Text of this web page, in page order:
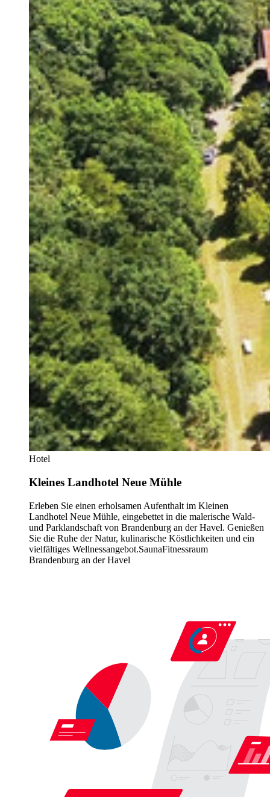
Hotel
Kleines Landhotel Neue Mühle
Erleben Sie einen erholsamen Aufenthalt im Kleinen
Landhotel Neue Mühle, eingebettet in die malerische Wald-
und Parklandschaft von Brandenburg an der Havel. Genießen
Sie die Ruhe der Natur, kulinarische Köstlichkeiten und ein
vielfältiges Wellnessangebot.SaunaFitnessraum
Brandenburg an der Havel